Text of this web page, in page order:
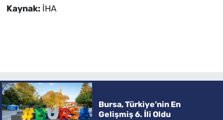
Kaynak: İHA
Bursa, Türkiye’nin En
Gelişmiş 6. İli Oldu